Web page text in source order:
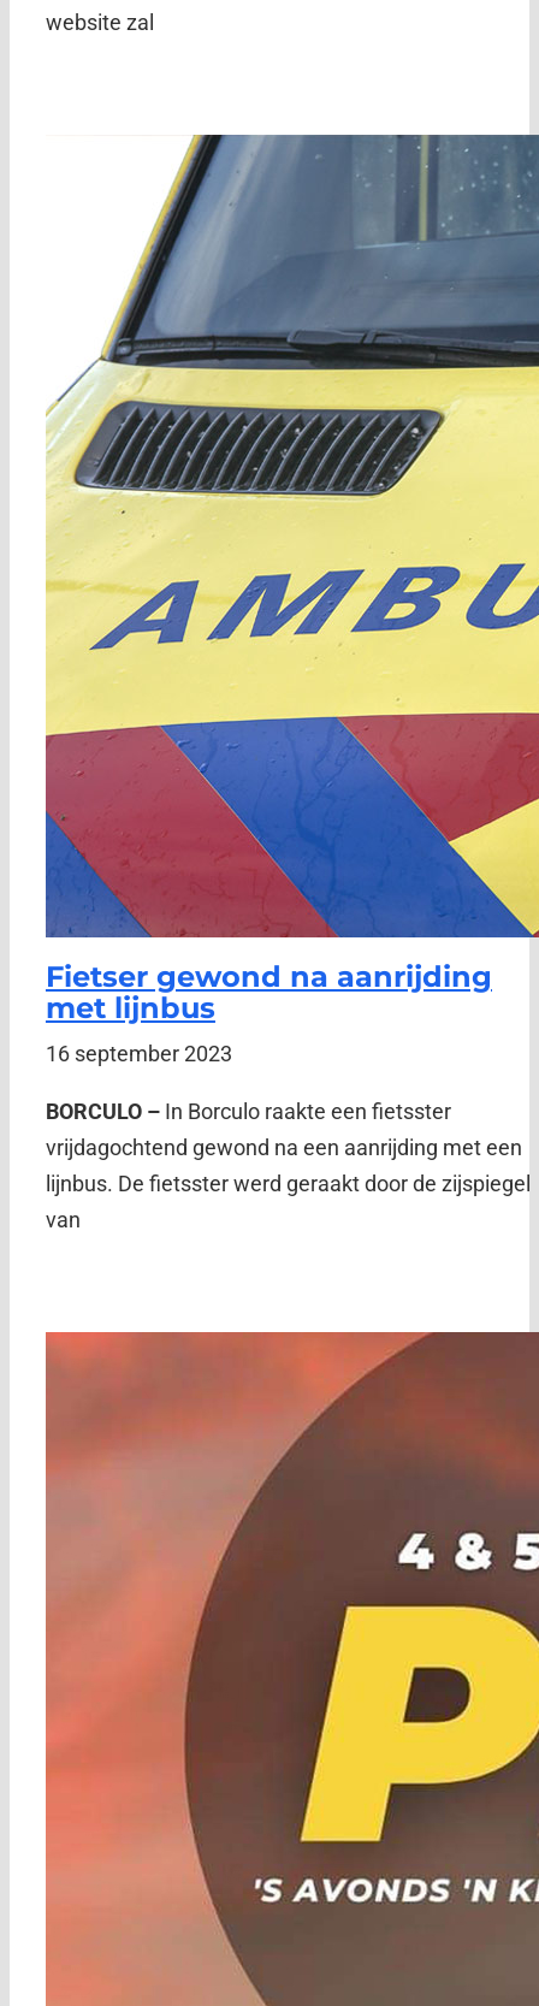
website zal
Fietser gewond na aanrijding
met lijnbus
16 september 2023
BORCULO – In Borculo raakte een fietsster
vrijdagochtend gewond na een aanrijding met een
lijnbus. De fietsster werd geraakt door de zijspiegel
van